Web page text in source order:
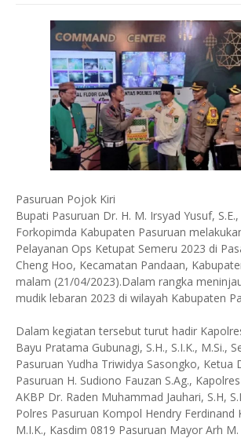
Pasuruan Pojok Kiri
Bupati Pasuruan Dr. H. M. Irsyad Yusuf,
Forkopimda Kabupaten Pasuruan
Pelayanan Ops Ketupat Semeru 2023 di
Cheng Hoo, Kecamatan Pandaan,
malam (21/04/2023).Dalam rangka
mudik lebaran 2023 di wilayah Kabupaten
Dalam kegiatan tersebut turut hadir
Bayu Pratama Gubunagi, S.H., S.I.K., M.Si.,
Pasuruan Yudha Triwidya Sasongko, Ketua
Pasuruan H. Sudiono Fauzan S.Ag.,
AKBP Dr. Raden Muhammad Jauhari, S.H,
Polres Pasuruan Kompol Hendry Ferdinand
M.I.K., Kasdim 0819 Pasuruan Mayor Arh